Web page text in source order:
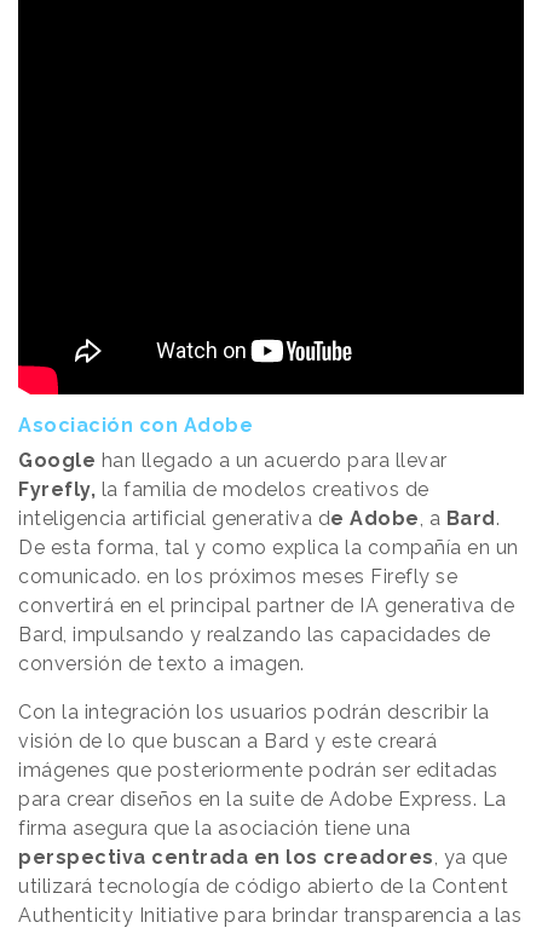
Asociación con Adobe
Google han llegado a un acuerdo para llevar
Fyrefly, la familia de modelos creativos de
inteligencia artificial generativa de Adobe , a Bard.
De esta forma, tal y como explica la compañía en un
comunicado. en los próximos meses Firefly se
convertirá en el principal partner de IA generativa de
Bard, impulsando y realzando las capacidades de
conversión de texto a imagen.
Con la integración los usuarios podrán describir la
visión de lo que buscan a Bard y este creará
imágenes que posteriormente podrán ser editadas
para crear diseños en la suite de Adobe Express. La
firma asegura que la asociación tiene una
perspectiva centrada en los creadores , ya que
utilizará tecnología de código abierto de la Content
Authenticity Initiative para brindar transparencia a las